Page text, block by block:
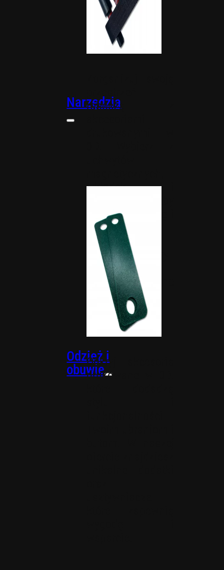
Narzędzia
roboczą z
wkładek i
usprawnić pracę i
utrzymać
porządek.
Organizery
Uchwyty
magnetyczne
Wkładki
PACKOUT
Odzież i
obuwieOdkryj akcesoria
drukowane w 3D,